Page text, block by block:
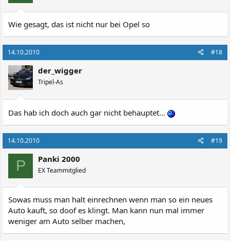
Wie gesagt, das ist nicht nur bei Opel so
14.10.2010 #18
der_wigger
Tripel-As
Das hab ich doch auch gar nicht behauptet...
14.10.2010 #19
P Panki 2000
EX Teammitglied
Sowas muss man halt einrechnen wenn man so ein neues
Auto kauft, so doof es klingt. Man kann nun mal immer
weniger am Auto selber machen,